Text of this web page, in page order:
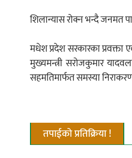
शिलान्यास रोक्न भन्दै जनमत
मधेश प्रदेश सरकारका प्रवक्ता
मुख्यमन्त्री सरोजकुमार
सहमतिमार्फत समस्या
तपाईको प्रतिक्रिया !